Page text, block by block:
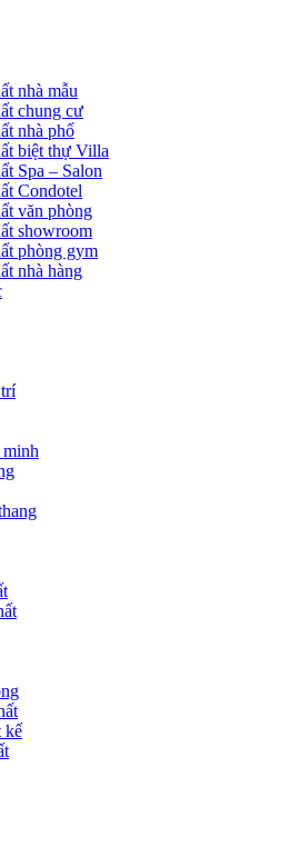
nhà mẫu
chung cư
nhà phố
biệt thự Villa
Spa – Salon
Condotel
văn phòng
showroom
phòng gym
nhà hàng
kế